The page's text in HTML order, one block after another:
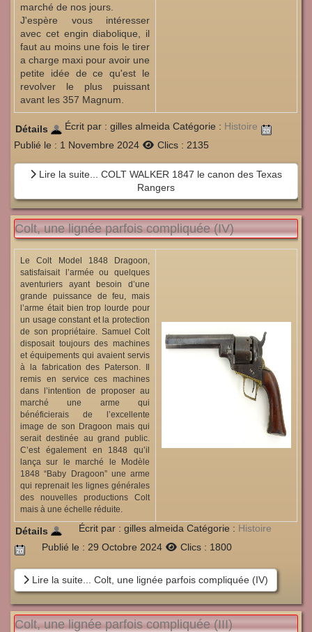
marché de nos jours.
J'espère vous intéresser
avec cet engin diabolique, il
faut au moins une fois le tirer
a charge maxi pour avoir une
petite idée de ce qu'est le
revolver le plus puissant
avant les 357 Magnum.
Détails Écrit par : gilles almeida Catégorie : Histoire
Publié le : 1 Novembre 2024
Clics : 2135
Lire la suite... COLT WALKER 1847 le canon des Texas
Rangers
Colt, une lignée parfois compliquée (IV)
Le Colt Model 1848 Dragoon,
satisfaisait l’armée ou quelques
aventuriers ayant besoin d’une
grande puissance de feu, mais
l’arme était bien trop lourde pour
un usage constant et la protection
de son propriétaire. Samuel Colt
disposait toujours des machines
et équipements qui avaient servis
à la fabrication des Paterson. Il
remis en service ces machines
dans l’intention de proposer au
marché une arme qui
bénéficierais de l’excellente
image de son Dragoon mais qui
serait destinée au grand public.
C’est également en 1848 qu’il
lança sur le marché le Modèle
1848 “Baby Dragoon” une arme
qui reprenait les lignes générales
des nouvelles productions Colt
mais à une échelle réduite.
Détails Écrit par : gilles almeida Catégorie : Histoire
Publié le : 29 Octobre 2024
Clics : 1800
Lire la suite... Colt, une lignée parfois compliquée (IV)
Colt, une lignée parfois compliquée (III)